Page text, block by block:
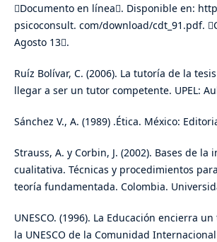
Documento en línea. Disponible en:
psicoconsult. com/download/cdt_91.pdf.
Agosto 13.
Ruíz Bolívar, C. (2006). La tutoría de la
llegar a ser un tutor competente. UPEL:
Sánchez V., A. (1989) .Ética. México:
Strauss, A. y Corbin, J. (2002). Bases de la
cualitativa. Técnicas y procedimientos
teoría fundamentada. Colombia.
UNESCO. (1996). La Educación encierra
la UNESCO de la Comunidad